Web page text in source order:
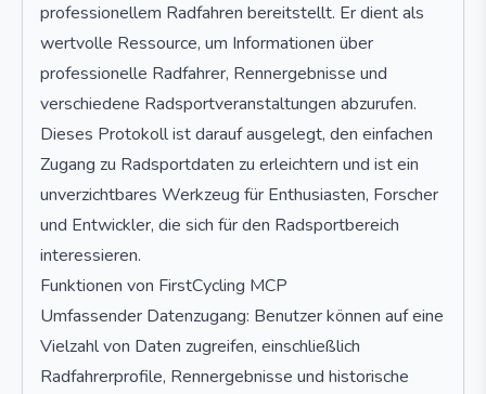
professionellem Radfahren bereitstellt. Er dient als
wertvolle Ressource, um Informationen über
professionelle Radfahrer, Rennergebnisse und
verschiedene Radsportveranstaltungen abzurufen.
Dieses Protokoll ist darauf ausgelegt, den einfachen
Zugang zu Radsportdaten zu erleichtern und ist ein
unverzichtbares Werkzeug für Enthusiasten, Forscher
und Entwickler, die sich für den Radsportbereich
interessieren.
Funktionen von FirstCycling MCP
Umfassender Datenzugang: Benutzer können auf eine
Vielzahl von Daten zugreifen, einschließlich
Radfahrerprofile, Rennergebnisse und historische